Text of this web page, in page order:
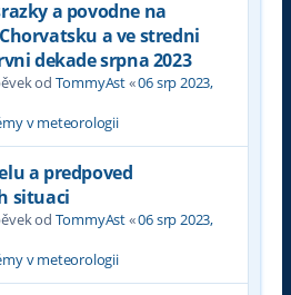
a povodne na
a ve stredni
dekade srpna 2023
od TommyAst«06 srp 2023,
v meteorologii
a predpoved
situaci
od TommyAst«06 srp 2023,
v meteorologii